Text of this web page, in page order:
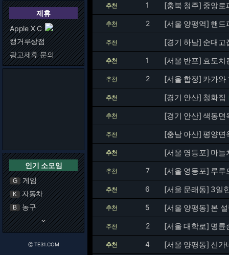
제휴
Apple X C
캥거루상점
광고제휴 문의
인기 소모임
G 게임
K 자동차
B 농구
keyboard_arrow_down
ⓒ TE31.COM
추천 1 [충북 청주] 중앙로
추천 2 [서울 양평역] 핸드
추천 [경기 하남] 순대고
추천 1 [서울 반포] 효도치
추천 2 [서울 합정] 카가와
추천 [경기 안산] 청화집
추천 [경기 안산] 색동면
추천 [충남 아산] 평양면
추천 [서울 영등포] 마늘
추천 7 [서울 영등포] 루루
추천 6 [서울 문래동] 3일
추천 5 [서울 양평동] 본
추천 2 [서울 대학로] 명륜
추천 4 [서울 양평동] 신가